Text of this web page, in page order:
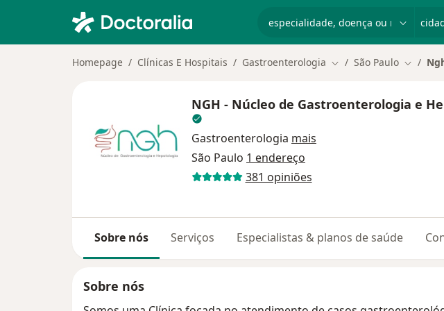
Homepage Clínicas E Hospitais Gastroenterologia Mudar de cidade
São Paulo Mudar
NGH - Núcleo de Gastroenterologia e
Gastroenterologia mais
São Paulo 1 endereço
381 opiniões
Sobre nós Serviços Especialistas & planos de saúde
Sobre nós